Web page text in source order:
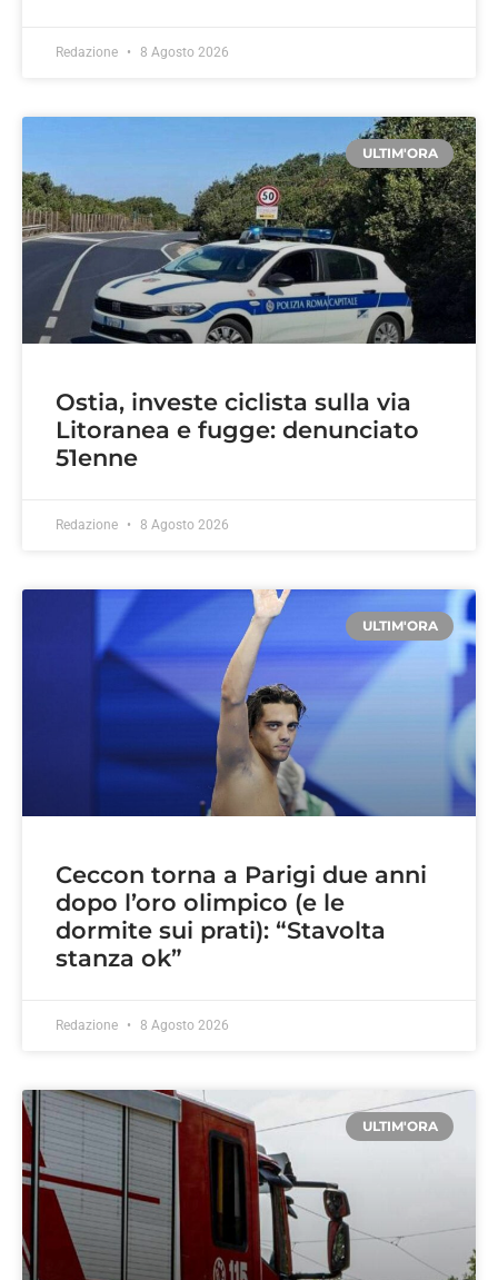
Redazione 8 Agosto 2026
ULTIM'ORA
Ostia, investe ciclista sulla via
Litoranea e fugge: denunciato
51enne
Redazione 8 Agosto 2026
ULTIM'ORA
Ceccon torna a Parigi due anni
dopo l’oro olimpico (e le
dormite sui prati): “Stavolta
stanza ok”
Redazione 8 Agosto 2026
ULTIM'ORA